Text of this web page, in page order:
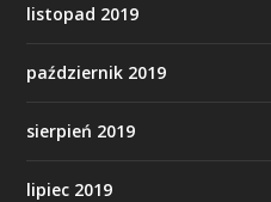
listopad 2019
październik 2019
sierpień 2019
lipiec 2019